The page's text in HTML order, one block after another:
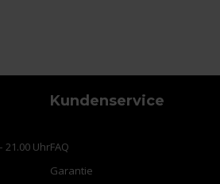
21.00 Uhr
Kundenservice
FAQ
Garantie